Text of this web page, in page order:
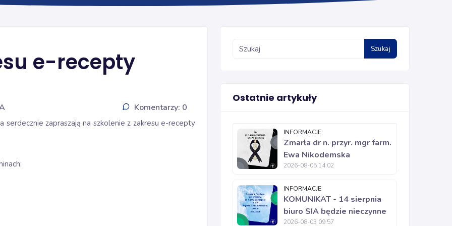
e-recepty
Komentarzy: 0
zapraszają na szkolenie z zakresu e-recepty
Szukaj
Ostatnie artykuły
INFORMACJE
Zmarła dr n. przyr. mgr farm.
Ewa Nikodemska
2026-08-05 14:02
INFORMACJE
KOMUNIKAT - 14 sierpnia
biuro SIA będzie nieczynne
2026-08-03 09:57